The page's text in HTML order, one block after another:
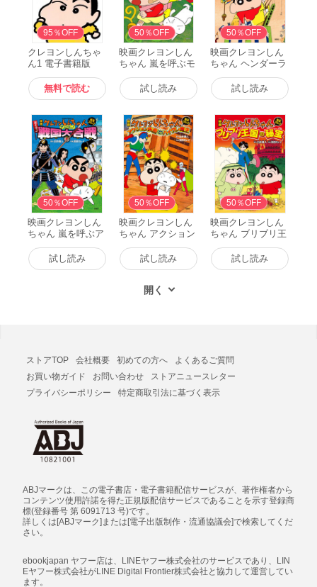
無料
95％OFF
クレヨンしんちゃ
ん1 電子書籍版
無料で読む
50％OFF
映画クレヨンしん
ちゃん 嵐を呼ぶモ
ーレツ! オトナ帝
国の逆襲 電子書籍
版
試し読み
50％OFF
映画クレヨンしん
ちゃん ヘンダーラ
ンドの大冒険 電子
書籍版試し読み
50％OFF
映画クレヨンしん
ちゃん 嵐を呼ぶア
ッパレ!戦国大合戦
電子書籍版
試し読み
50％OFF
映画クレヨンしん
ちゃん アクション
仮面VSハイグレ魔
王 電子書籍版
試し読み
50％OFF
映画クレヨンしん
ちゃん ブリブリ王
国の秘宝 電子書籍
版
試し読み
ストアTOP 会社概要 初めての方へ
よくあるご質問
お買い物ガイド
お問い合わせ
ストアニュースレター
プライバシーポリシー
特定商取引法に基づく表示
ABJマークは、この電子書店・電子書籍配信サービスが、著作権者から
コンテンツ使用許諾を得た正規版配信サービスであることを示す登録商
標(登録番号 第 6091713 号)です。
詳しくは[ABJマーク]または[電子出版制作・流通協議会]で検索してくだ
さい。
ebookjapan ヤフー店は、LINEヤフー株式会社のサービスであり、LIN
Eヤフー株式会社がLINE Digital Frontier株式会社と協力して運営してい
ます。